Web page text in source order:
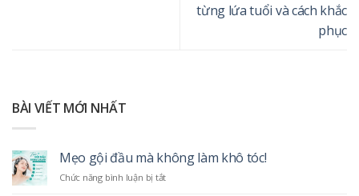
từng lứa tuổi và cách khắc
phục
BÀI VIẾT MỚI NHẤT
Mẹo gội đầu mà không làm khô tóc!
Chức năng bình luận bị tắtở